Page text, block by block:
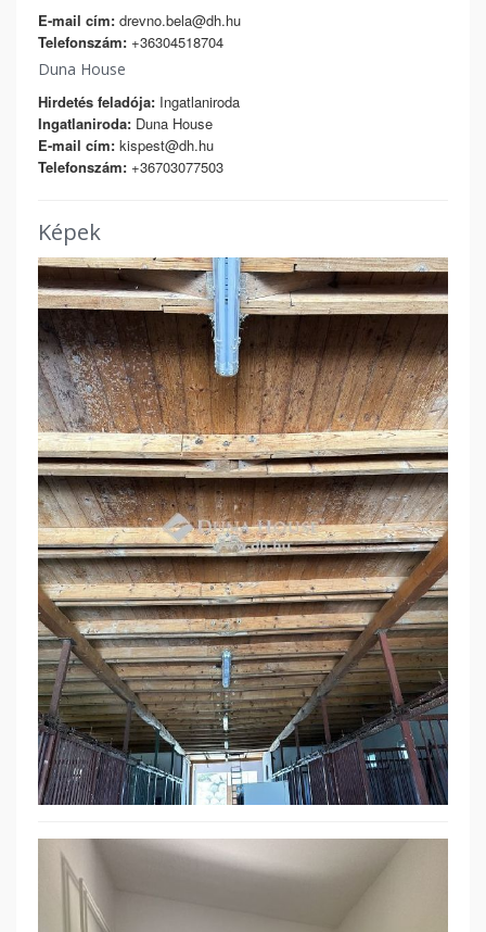
E-mail cím: drevno.bela@dh.hu
Telefonszám: +36304518704
Duna House
Hirdetés feladója: Ingatlaniroda
Ingatlaniroda: Duna House
E-mail cím: kispest@dh.hu
Telefonszám: +36703077503
Képek